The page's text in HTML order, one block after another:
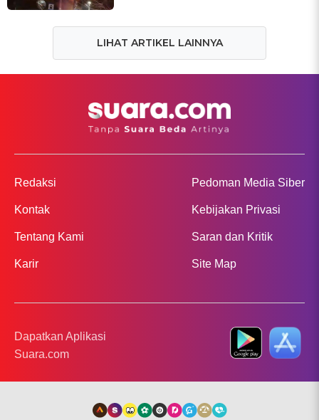
LIHAT ARTIKEL LAINNYA
Redaksi
Kontak
Tentang Kami
Karir
Pedoman Media Siber
Kebijakan Privasi
Saran dan Kritik
Site Map
Dapatkan Aplikasi
Suara.com